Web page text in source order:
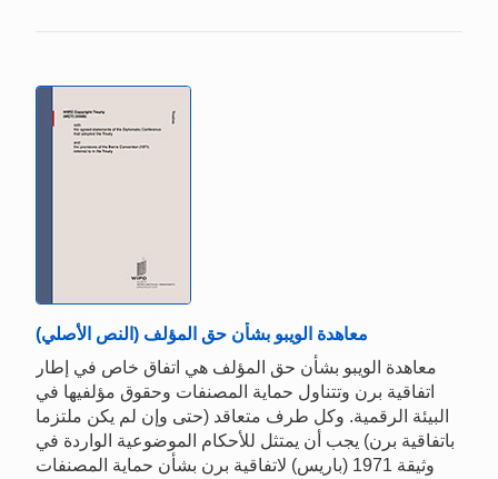
معاهدة الويبو بشأن حق المؤلف (النص الأصلي)
معاهدة الويبو بشأن حق المؤلف هي اتفاق خاص في إطار
اتفاقية برن وتتناول حماية المصنفات وحقوق مؤلفيها في
البيئة الرقمية. وكل طرف متعاقد (حتى وإن لم يكن ملتزما
باتفاقية برن) يجب أن يمتثل للأحكام الموضوعية الواردة في
وثيقة 1971 (باريس) لاتفاقية برن بشأن حماية المصنفات